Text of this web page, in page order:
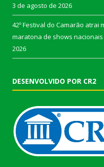
3 de agosto de 2026
42º Festival do Camarão atrai
maratona de shows
2026
DESENVOLVIDO POR CR2